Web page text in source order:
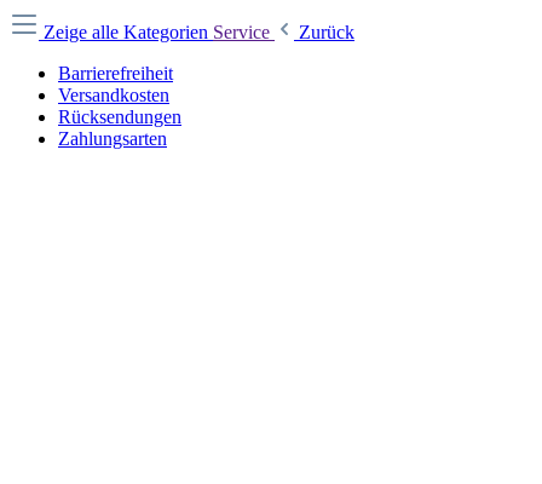
Zeige alle Kategorien Service
Zurück
Barrierefreiheit
Versandkosten
Rücksendungen
Zahlungsarten